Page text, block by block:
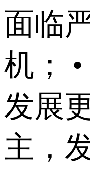
面临
机；
发展
主，